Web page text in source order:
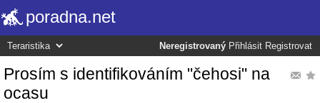
poradna.net
Neregistrovaný Přihlásit Registrovat
Prosím s identifikováním "čehosi" na
ocasu